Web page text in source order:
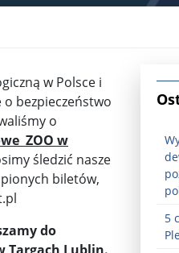
Oł ...
Biały ... Wojna Rosji z
na D ...
i ...
to ...
Najstarsza
w Polsce i
bezpieczeństwo
o
ZOO w
śledzić nasze
biletów,
do
5